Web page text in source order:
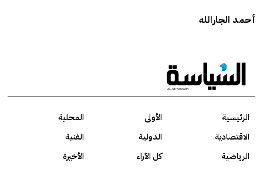
أحمد الجارالله
الرئيسية الأولى
المحلية
الاقتصادية
الدولية
الفنية
الرياضية
كل الآراء
الأخيرة